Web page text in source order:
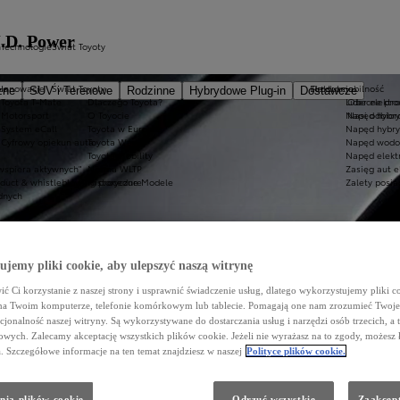
SUV i Terenowe Rodzinne Hybrydowe Plug-in
Dostawcze
& whistleblowing procedure
Produkcja
Obecne
Nasi
aktywnych"
Technologie
Innowacje
Toyota T-Mate
Cyfrowy opiekun auta
Elektromobilność
Lider
Napęd
Napęd
Napęd
Napęd
Zasięg aut
Zalety
Świat Toyoty
Świat Toyoty
Dlaczego Toyota?
Toyota w Europie
Toyota Way
Toyota Mobility
Norma WLTP
Historyczne Modele
Power
pliki cookie, aby ulepszyć naszą witrynę
Ci korzystanie z naszej strony i usprawnić świadczenie usług, dlatego wykorzystujemy pliki
Twoim komputerze, telefonie komórkowym lub tablecie. Pomagają one nam zrozumieć
naszej witryny. Są wykorzystywane do dostarczania usług i narzędzi osób trzecich, a
Zalecamy akceptację wszystkich plików cookie. Jeżeli nie wyrażasz na to zgody, możesz
Szczegółowe informacje na ten temat znajdziesz w naszej Polityce plików cookie.